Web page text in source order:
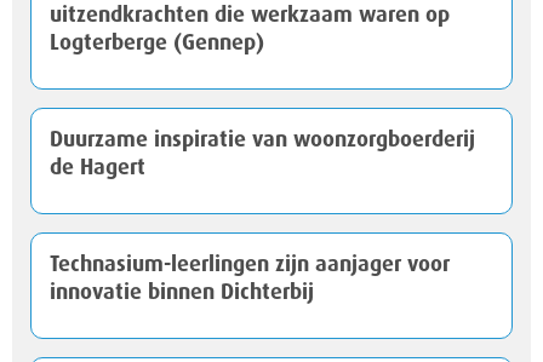
uitzendkrachten die werkzaam waren op
Logterberge (Gennep)
Duurzame inspiratie van woonzorgboerderij
de Hagert
Technasium-leerlingen zijn aanjager voor
innovatie binnen Dichterbij